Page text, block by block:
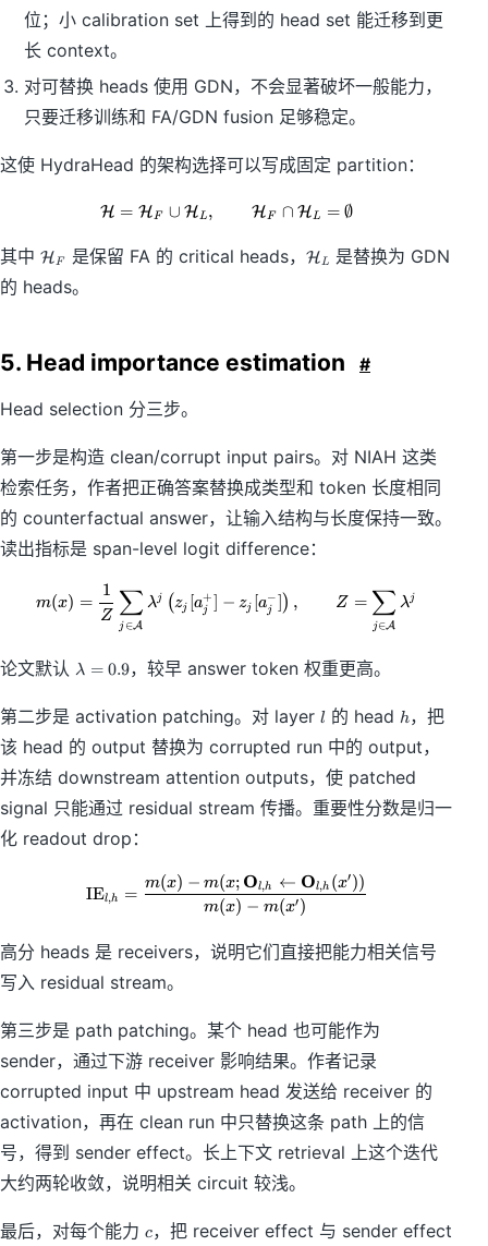
位；小 calibration set 上得到的 head set 能迁移到更
长 context。
对可替换 heads 使用 GDN，不会显著破坏一般能力，
只要迁移训练和 FA/GDN fusion 足够稳定。
这使 HydraHead 的架构选择可以写成固定 partition：
H = HF ∪ HL , HF ∩ HL = ∅
其中 \
a
c
al
H
_
F
HF 是保留 FA 的 critical heads，\
c
al
_
L
HL
是替换为 GDN
的 heads。
5. Head importance estimation #
Head selection 分三步。
第一步是构造 clean/corrupt input pairs。对 NIAH 这类
检索任务，作者把正确答案替换成类型和 token 长度相同
的 counterfactual answer，让输入结构与长度保持一致。
读出指标是 span-level logit difference：
m(x) =
Z
1
j ∈A
∑ λj (zj [aj
+] − zj [aj
−] ) , Z =
j∈A
∑ λj
论文默认 \l
b
d
=
0.
9
λ = 0.9，较早 answer token 权重更高。
第二步是 activation patching。对 layer l
l 的 headh
h，把
该 head 的 output 替换为 corrupted run 中的 output，
并冻结 downstream attention outputs，使 patched
signal 只能通过 residual stream 传播。重要性分数是归一
化 readout drop：
\mathrm{IE}_{l,h}= \frac{m(x)-
IEl,h =
m(x) − m(x′)
m(x) − m(x; Ol,h ← Ol,h (x′))
高分 heads 是 receivers，说明它们直接把能力相关信号
写入 residual stream。
第三步是 path patching。某个 head 也可能作为
sender，通过下游 receiver 影响结果。作者记录
corrupted input 中 upstream head 发送给 receiver 的
activation，再在 clean run 中只替换这条 path 上的信
号，得到 sender effect。长上下文 retrieval 上这个迭代
大约两轮收敛，说明相关 circuit 较浅。
最后，对每个能力 c
c，把 receiver effect 与 sender effect